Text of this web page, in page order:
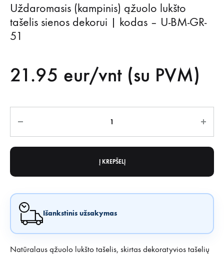
Uždaromasis (kampinis) ąžuolo lukšto
tašelis sienos dekorui | kodas – U-BM-GR-
51
21.95 eur/vnt (su PVM)
Į KREPŠELĮ
Išankstinis užsakymas
Natūralaus ąžuolo lukšto tašelis, skirtas dekoratyvios tašelių